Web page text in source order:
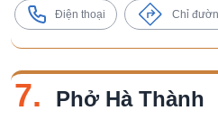
Điện thoại Chỉ
7. Phở Hà Thành